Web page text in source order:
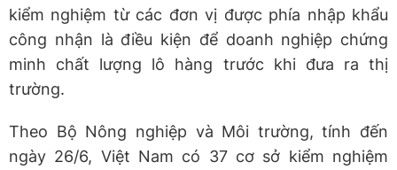
kiểm nghiệm từ các đơn vị được phía nhập khẩu
công nhận là điều kiện để doanh nghiệp chứng
minh chất lượng lô hàng trước khi đưa ra thị
trường.
Theo Bộ Nông nghiệp và Môi trường, tính đến
ngày 26/6, Việt Nam có 37 cơ sở kiểm nghiệm